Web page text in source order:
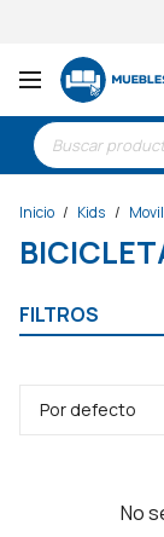
Búsqueda
de
productos
Inicio / Kids /
FILTROS
No